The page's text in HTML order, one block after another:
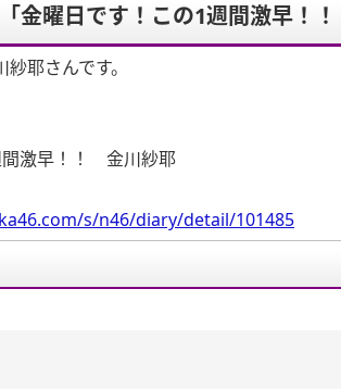
金曜日です！この1週間激早！
耶さんです。
間激早！！ 金川紗耶
s/n46/diary/detail/101485